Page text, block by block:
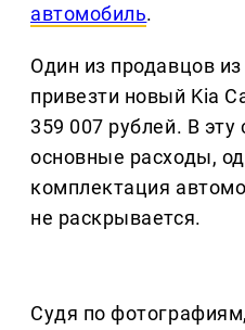
автомобиль.
Один из продавцов
привезти новый Kia
359 007 рублей. В
основные расходы,
комплектация
не раскрывается.
Судя по